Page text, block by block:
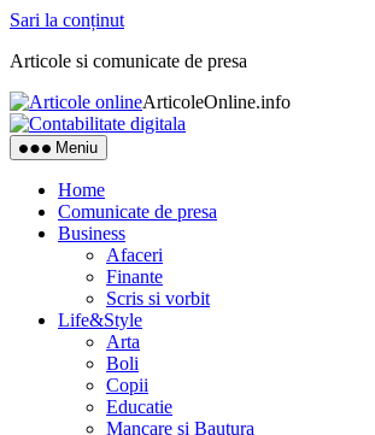
Sari la conținut
Articole si comunicate de presa
ArticoleOnline.info
Meniu
Home
Comunicate de presa
Business
Afaceri
Finante
Scris si vorbit
Life&Style
Arta
Boli
Copii
Educatie
Mancare si Bautura